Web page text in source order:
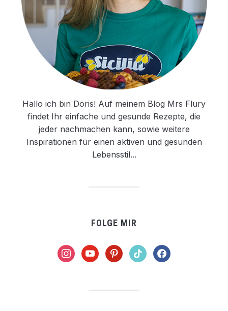
Hallo ich bin Doris! Auf meinem Blog Mrs Flury
findet Ihr einfache und gesunde Rezepte, die
jeder nachmachen kann, sowie weitere
Inspirationen für einen aktiven und gesunden
Lebensstil...
FOLGE MIR
instagramyoutubepinteresttiktok facebook